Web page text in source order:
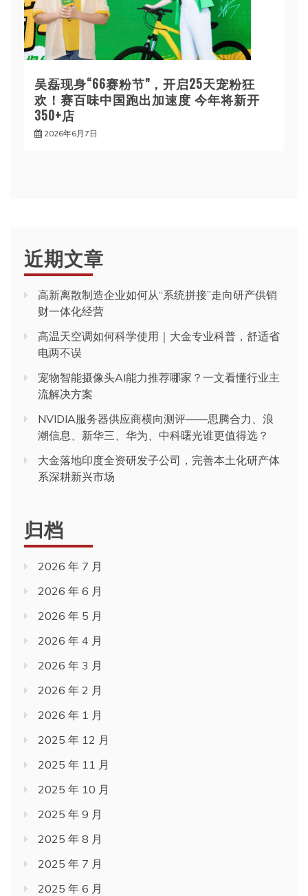
吴磊现身“66赛粉节”，开启25天宠粉狂
欢！赛百味中国跑出加速度 今年将新开
350+店
2026年6月7日
近期文章
高新离散制造企业如何从“系统拼接”走向研产供销
财一体化经营
高温天空调如何科学使用｜大金专业科普，舒适省
电两不误
宠物智能摄像头AI能力推荐哪家？一文看懂行业主
流解决方案
NVIDIA服务器供应商横向测评——思腾合力、浪
潮信息、新华三、华为、中科曙光谁更值得选？
大金落地印度全资研发子公司，完善本土化研产体
系深耕新兴市场
归档
2026 年 7 月
2026 年 6 月
2026 年 5 月
2026 年 4 月
2026 年 3 月
2026 年 2 月
2026 年 1 月
2025 年 12 月
2025 年 11 月
2025 年 10 月
2025 年 9 月
2025 年 8 月
2025 年 7 月
2025 年 6 月